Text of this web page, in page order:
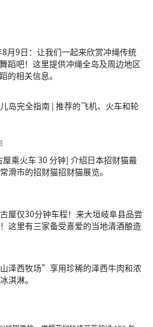
月9日：让我们一起来欣赏冲绳传统
蹈吧！这里提供冲绳全岛及周边地区
的相关信息。
岛完全指南 | 推荐的飞机、火车和轮
屋乘火车 30 分钟] 介绍日本招财猫最
滑市的招财猫招财猫展览。
屋仅30分钟车程！来大垣岐阜县品尝
这里有三家备受喜爱的当地清酒酿造
泽西牧场”享用珍稀的泽西牛肉和浓
淇淋。